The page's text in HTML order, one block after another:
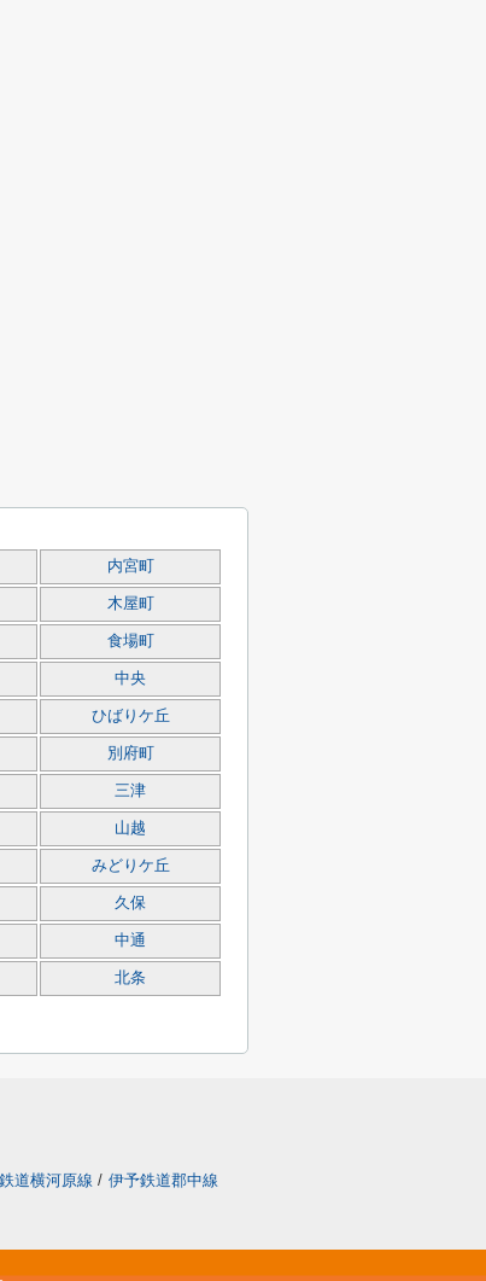
内宮町
木屋町
食場町
中央
ひばりケ丘
別府町
三津
山越
みどりケ丘
久保
中通
北条
道横河原線 / 伊予鉄道郡中線